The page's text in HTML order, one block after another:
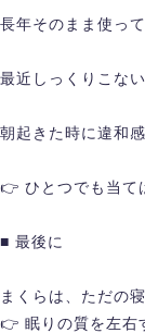
長年そのまま使っ
最近しっくりこない
朝起きた時に違和
👉 ひとつでも当て
■ 最後に
まくらは、ただの
👉 眠りの質を左右